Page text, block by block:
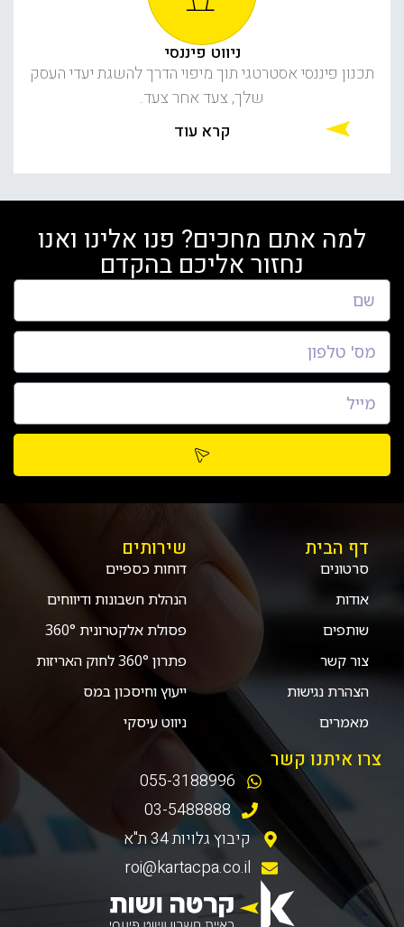
ניווט פיננסי
תכנון פיננסי אסטרטגי תוך מיפוי הדרך להשגת יעדי העסק
שלך, צעד אחר צעד.
קרא עוד
למה אתם מחכים? פנו אלינו ואנו
נחזור אליכם בהקדם
דף הבית
סרטונים
אודות
שותפים
צור קשר
הצהרת נגישות
מאמרים
שירותים
דוחות כספיים
הנהלת חשבונות ודיווחים
פסולת אלקטרונית 360°
פתרון 360° לחוק האריזות
ייעוץ וחיסכון במס
ניווט עיסקי
צרו איתנו קשר
055-3188996
03-5488888
קיבוץ גלויות 34 ת"א
roi@kartacpa.co.il